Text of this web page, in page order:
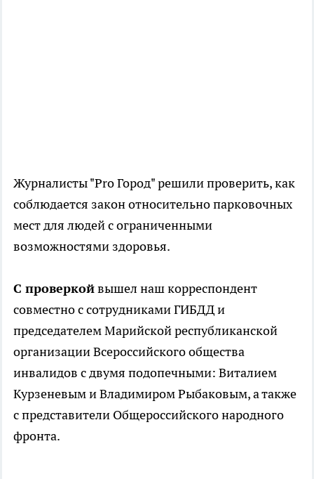
Журналисты "Pro Город" решили проверить, как
соблюдается закон относительно парковочных
мест для людей с ограниченными
возможностями здоровья.
С проверкойвышел наш корреспондент
совместно с сотрудниками ГИБДД и
председателем Марийской республиканской
организации Всероссийского общества
инвалидов с двумя подопечными: Виталием
Курзеневым и Владимиром Рыбаковым, а также
с представители Общероссийского народного
фронта.